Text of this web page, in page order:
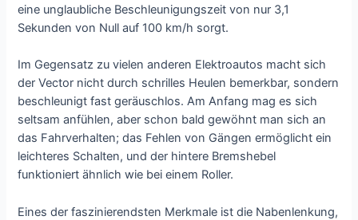
eine unglaubliche Beschleunigungszeit von nur 3,1
Sekunden von Null auf 100 km/h sorgt.
Im Gegensatz zu vielen anderen Elektroautos macht sich
der Vector nicht durch schrilles Heulen bemerkbar, sondern
beschleunigt fast geräuschlos. Am Anfang mag es sich
seltsam anfühlen, aber schon bald gewöhnt man sich an
das Fahrverhalten; das Fehlen von Gängen ermöglicht ein
leichteres Schalten, und der hintere Bremshebel
funktioniert ähnlich wie bei einem Roller.
Eines der faszinierendsten Merkmale ist die Nabenlenkung,